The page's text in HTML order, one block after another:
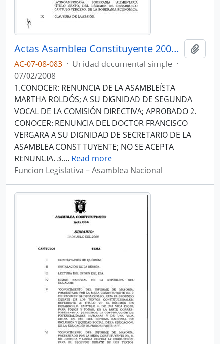
Actas Asamblea Constituyente 2007-2008
AC-07-08-083 · Unidad documental simple ·
07/02/2008
1.CONOCER: RENUNCIA DE LA ASAMBLEÍSTA
MARTHA ROLDÓS; A SU DIGNIDAD DE SEGUNDA
VOCAL DE LA COMISIÓN DIRECTIVA; APROBADO 2.
CONOCER: RENUNCIA DEL DOCTOR FRANCISCO
VERGARA A SU DIGNIDAD DE SECRETARIO DE LA
ASAMBLEA CONSTITUYENTE; NO SE ACEPTA
RENUNCIA. 3.… Read more
Funcion Legislativa – Asamblea Nacional